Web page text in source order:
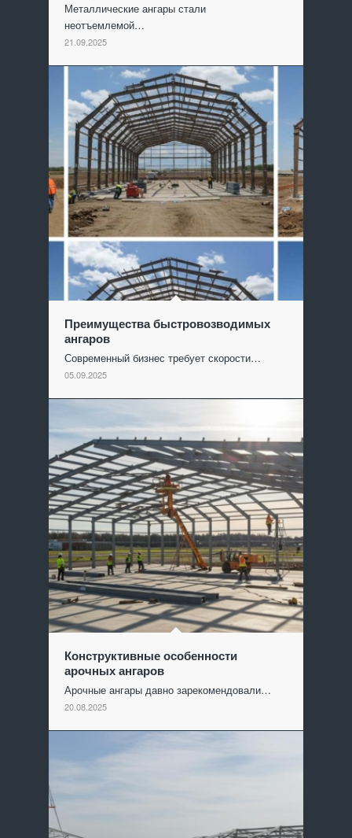
Металлические ангары стали
неотъемлемой…
21.09.2025
Преимущества быстровозводимых
ангаров
Современный бизнес требует скорости…
05.09.2025
Конструктивные особенности
арочных ангаров
Арочные ангары давно зарекомендовали…
20.08.2025